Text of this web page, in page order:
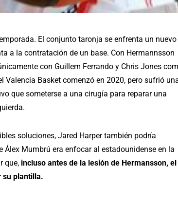
El conjunto taronja se enfrenta un nuevo
a la contratación de un base. Con Hermannsson
con Guillem Ferrando y Chris Jones
Valencia Basket comenzó en 2020, pero sufrió
que someterse a una cirugía para reparar una
soluciones, Jared Harper también podría
Mumbrú era enfocar al estadounidense en la
que, incluso antes de la lesión de Hermansson, el
su plantilla.